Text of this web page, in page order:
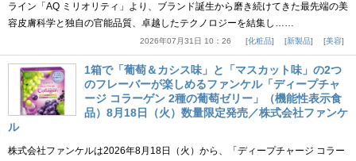
ライン「AQ ミリオリティ」より、ブランド誕生から磨き続けてきた最先端の美
容皮膚科学と独自の官能品質、卓越したテクノロジーを結集し……
2026年07月31日 10：26 化粧品 新製品 美容
1箱で「葡萄＆カシス味」と「マスカット味」の2つ
のフレーバーが楽しめるファンケル「ディープチャ
ージ コラーゲン 2種の葡萄ゼリー」（機能性表示食
品）8月18日（火）数量限定発売／株式会社ファンケ
ル
株式会社ファンケルは2026年8月18日（火）から、「ディープチャージ コラー